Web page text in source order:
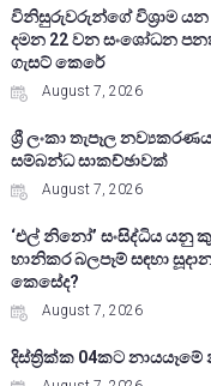
විනිසුරුවරුන්ගේ විශ්‍රාම
දමන 22 වන සංශෝධන
ගැසට් කෙරේ
August 7, 2026
ශ්‍රී ලංකා තැපෑල
සම්බන්ධ සාකච්ඡාවක්
August 7, 2026
‘එල් නිනෝ’ සංසිද්ධිය යනු
හානිකර බලපෑම් සඳහා
කෙසේද?
August 7, 2026
දිස්ත්‍රික්ක 04කට